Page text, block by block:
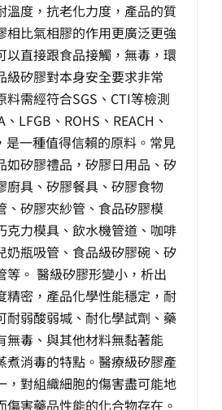
溫度，抗老化力度，產品的質
相比氣相膠的作用更廣泛更強
以直接跟食品接觸，無毒，環
級矽膠對本身安全要求非常
料需經符合SGS、CTI等檢測
LFGB、ROHS、REACH、
是一種值得信賴的原料。常見
如矽膠禮品，矽膠日用品、矽
廚具、矽膠餐具、矽膠食物
、矽膠夾紗管、食品矽膠模
克力模具、飲水機管道、咖啡
奶瓶吸管、食品級矽膠碗、矽
等。 醫級矽膠形變小，析出
精密，產品化學性能穩定，耐
耐弱酸弱堿、耐化學試劑、藥
無毒、與其他材料無黏著能
煮消毒的特點。醫療級矽膠產
，對組織細胞的傷害盡可能地
傷害藥品性能的化合物存在。